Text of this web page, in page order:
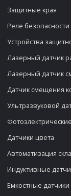
Защитные края
Реле безопасности
Устройства
Лазерный датчик
Лазерный датчик
Датчик смещения
Ультразвуковой
Датчики цвета
Автоматизация
Индуктивные
Емкостные